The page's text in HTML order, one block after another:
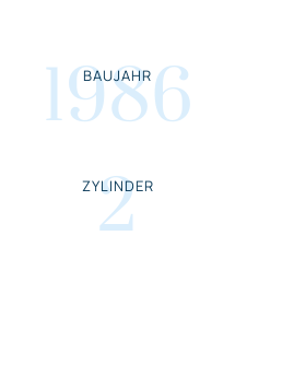
1986
BAUJAHR
2
ZYLINDER